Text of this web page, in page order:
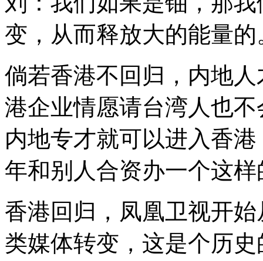
变，从而释放大的能量的
倘若香港不回归，内地
港企业情愿请台湾人也
内地专才就可以进入香
年和别人合资办一个这
香港回归，凤凰卫视开
类媒体转变，这是个历